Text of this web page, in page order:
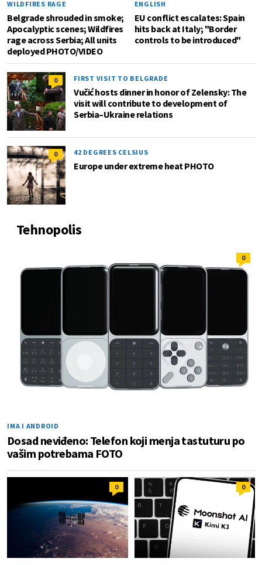
WILDFIRES RAGE
Belgrade shrouded in smoke;
Apocalyptic scenes; Wildfires
rage across Serbia; All units
deployed PHOTO/VIDEO
ENGLISH
EU conflict escalates: Spain
hits back at Italy; "Border
controls to be introduced"
0 FIRST VISIT TO BELGRADE
Vučić hosts dinner in honor of Zelensky: The
visit will contribute to development of
Serbia–Ukraine relations
0 42 DEGREES CELSIUS
Europe under extreme heat PHOTO
Tehnopolis
0
IMA I ANDROID
Dosad neviđeno: Telefon koji menja tastuturu po
vašim potrebama FOTO
0 0